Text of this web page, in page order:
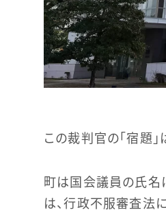
この裁判官の「宿題」
町は国会議員の氏名
は、行政不服審査法